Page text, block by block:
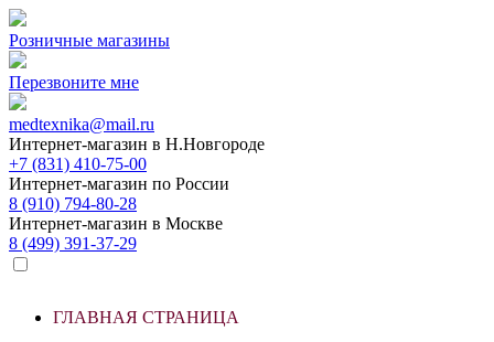
Розничные магазины
Перезвоните мне
medtexnika@mail.ru
Интернет-магазин в Н.Новгороде
+7 (831) 410-75-00
Интернет-магазин по России
8 (910) 794-80-28
Интернет-магазин в Москве
8 (499) 391-37-29
ГЛАВНАЯ СТРАНИЦА